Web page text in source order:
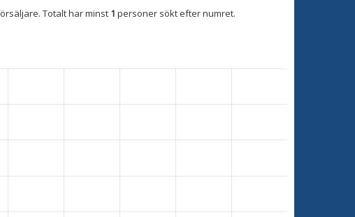
Totalt har minst 1 personer sökt efter numret.